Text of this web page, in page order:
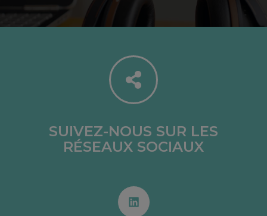
SUIVEZ-NOUS SUR LES
RÉSEAUX SOCIAUX